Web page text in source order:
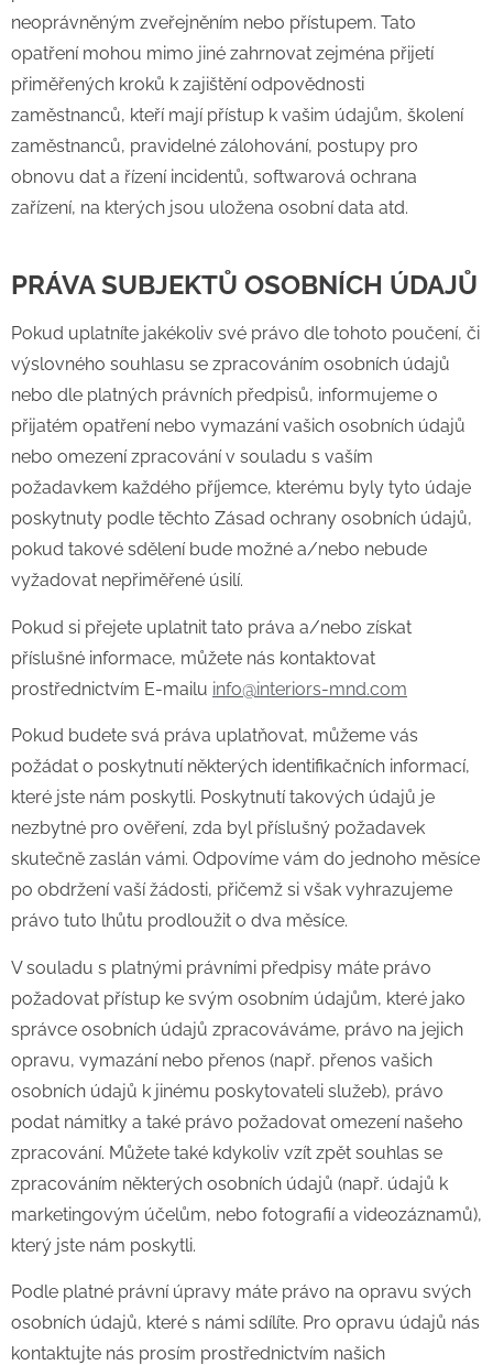
neoprávněným zveřejněním nebo přístupem. Tato
opatření mohou mimo jiné zahrnovat zejména přijetí
přiměřených kroků k zajištění odpovědnosti
zaměstnanců, kteří mají přístup k vašim údajům, školení
zaměstnanců, pravidelné zálohování, postupy pro
obnovu dat a řízení incidentů, softwarová ochrana
zařízení, na kterých jsou uložena osobní data atd.
PRÁVA SUBJEKTŮ OSOBNÍCH ÚDAJŮ
Pokud uplatníte jakékoliv své právo dle tohoto poučení, či
výslovného souhlasu se zpracováním osobních údajů
nebo dle platných právních předpisů, informujeme o
přijatém opatření nebo vymazání vašich osobních údajů
nebo omezení zpracování v souladu s vaším
požadavkem každého příjemce, kterému byly tyto údaje
poskytnuty podle těchto Zásad ochrany osobních údajů,
pokud takové sdělení bude možné a/nebo nebude
vyžadovat nepřiměřené úsilí.
Pokud si přejete uplatnit tato práva a/nebo získat
příslušné informace, můžete nás kontaktovat
prostřednictvím E-mailu info@interiors-mnd.com
Pokud budete svá práva uplatňovat, můžeme vás
požádat o poskytnutí některých identifikačních informací,
které jste nám poskytli. Poskytnutí takových údajů je
nezbytné pro ověření, zda byl příslušný požadavek
skutečně zaslán vámi. Odpovíme vám do jednoho měsíce
po obdržení vaší žádosti, přičemž si však vyhrazujeme
právo tuto lhůtu prodloužit o dva měsíce.
V souladu s platnými právními předpisy máte právo
požadovat přístup ke svým osobním údajům, které jako
správce osobních údajů zpracováváme, právo na jejich
opravu, vymazání nebo přenos (např. přenos vašich
osobních údajů k jinému poskytovateli služeb), právo
podat námitky a také právo požadovat omezení našeho
zpracování. Můžete také kdykoliv vzít zpět souhlas se
zpracováním některých osobních údajů (např. údajů k
marketingovým účelům, nebo fotografií a videozáznamů),
který jste nám poskytli.
Podle platné právní úpravy máte právo na opravu svých
osobních údajů, které s námi sdílíte. Pro opravu údajů nás
kontaktujte nás prosím prostřednictvím našich